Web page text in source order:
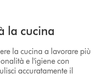
la cucina
la cucina a lavorare più
e l'igiene con
accuratamente il